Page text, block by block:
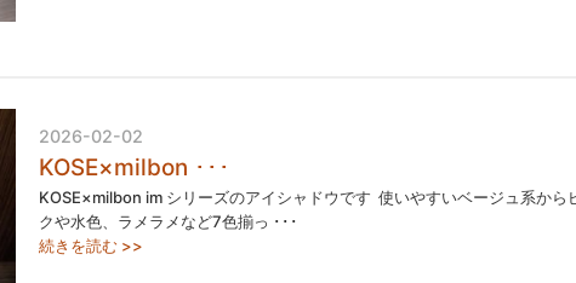
2026-02-02
KOSE×milbon ･･･
KOSE×milbon im シリーズのアイシャドウです ⁡ 使いやすいベージュ系から
クや水色、ラメラメなど7色揃っ ･･･
続きを読む >>